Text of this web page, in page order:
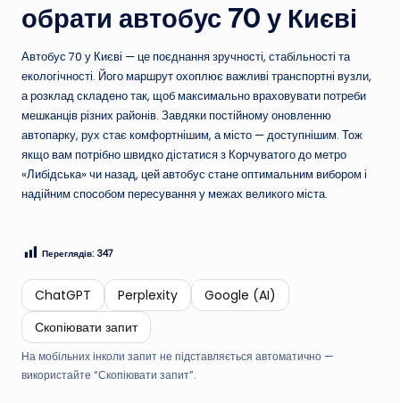
обрати автобус 70 у Києві
Автобус 70 у Києві — це поєднання зручності, стабільності та
екологічності. Його маршрут охоплює важливі транспортні вузли,
а розклад складено так, щоб максимально враховувати потреби
мешканців різних районів. Завдяки постійному оновленню
автопарку, рух стає комфортнішим, а місто — доступнішим. Тож
якщо вам потрібно швидко дістатися з Корчуватого до метро
«Либідська» чи назад, цей автобус стане оптимальним вибором і
надійним способом пересування у межах великого міста.
Переглядів: 347
ChatGPT Perplexity
Google (AI)
Скопіювати запит
На мобільних інколи запит не підставляється автоматично —
використайте “Скопіювати запит”.